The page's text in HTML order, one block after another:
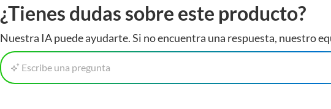
¿Tienes dudas sobre este producto?
Nuestra IA puede ayudarte. Si no encuentra una respuesta, nuestro
Escribe una pregunta